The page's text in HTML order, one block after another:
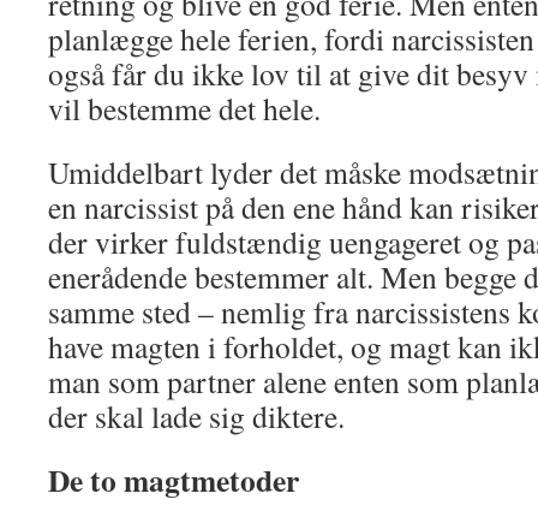
planlægge hele ferien, fordi
også får du ikke lov til at give dit
vil bestemme det hele.
Umiddelbart lyder det måske
en narcissist på den ene hånd kan
der virker fuldstændig uengageret og
enerådende bestemmer alt. Men begge
samme sted – nemlig fra narcissistens
have magten i forholdet, og magt kan
man som partner alene enten som
der skal lade sig diktere.
De to magtmetoder